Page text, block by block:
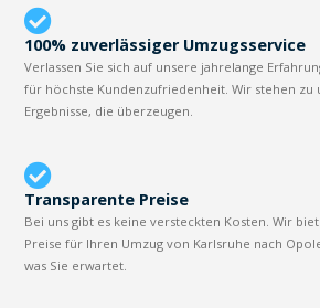
100% zuverlässiger Umzugsservice
Verlassen Sie sich auf unsere jahrelange
für höchste Kundenzufriedenheit. Wir stehen
Ergebnisse, die überzeugen.
Transparente Preise
Bei uns gibt es keine versteckten Kosten. Wir
Preise für Ihren Umzug von Karlsruhe nach
was Sie erwartet.